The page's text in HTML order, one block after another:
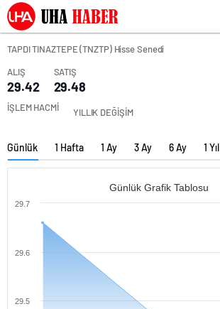
TAPDI TINAZTEPE (TNZTP) Hisse Senedi
ALIŞ
29.42
SATIŞ
29.48
İŞLEM HACMİ YILLIK DEĞİŞİM
Günlük 1 Hafta 1 Ay 3 Ay 6 Ay 1 Yıl
Günlük Grafik Tablosu
29.5
29.6
29.7